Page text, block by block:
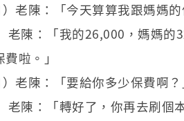
）老陳：「今天算算我跟媽媽
老陳：「我的26,000，媽媽
啦。」
）老陳：「要給你多少保費啊
老陳：「轉好了，你再去刷個